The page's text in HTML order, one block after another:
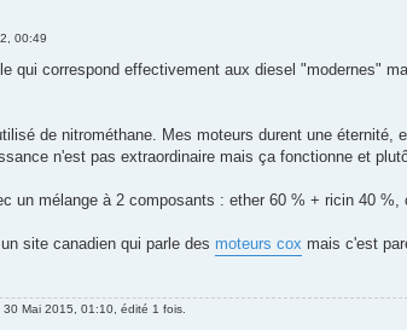
00:49
qui correspond effectivement aux diesel "modernes"
de nitrométhane. Mes moteurs durent une éternité,
n'est pas extraordinaire mais ça fonctionne et
un mélange à 2 composants : ether 60 % + ricin 40 %,
site canadien qui parle des moteurs cox mais c'est
30 Mai 2015, 01:10, édité 1 fois.